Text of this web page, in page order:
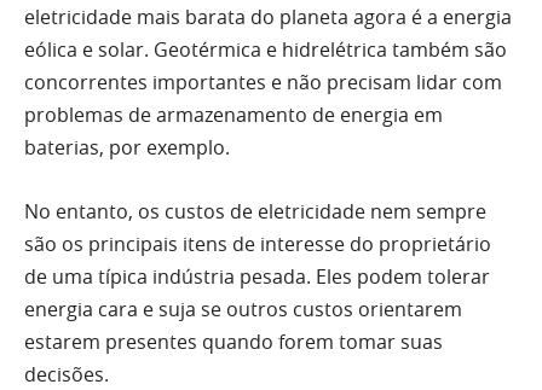
eletricidade mais barata do planeta agora é a energia
eólica e solar. Geotérmica e hidrelétrica também são
concorrentes importantes e não precisam lidar com
problemas de armazenamento de energia em
baterias, por exemplo.
No entanto, os custos de eletricidade nem sempre
são os principais itens de interesse do proprietário
de uma típica indústria pesada. Eles podem tolerar
energia cara e suja se outros custos orientarem
estarem presentes quando forem tomar suas
decisões.